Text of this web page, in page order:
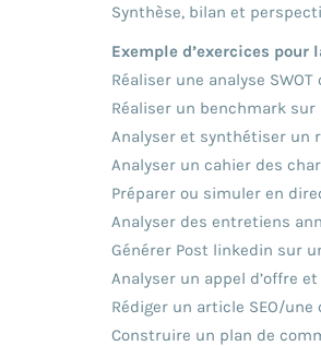
Synthèse, bilan et
Exemple d’exercices
Réaliser une analyse
Réaliser un benchmark
Analyser et synthétiser un
Analyser un cahier des
Préparer ou simuler en
Analyser des entretiens
Générer Post linkedin sur
Analyser un appel d’offre
Rédiger un article SEO/
Construire un plan de